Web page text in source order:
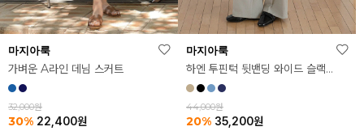
마지아룩
가벼운 A라인 데님 스커트
32,000원
30% 22,400원
마지아룩
하엔 투핀턱 뒷밴딩 와이드 슬랙스
44,000원
20% 35,200원